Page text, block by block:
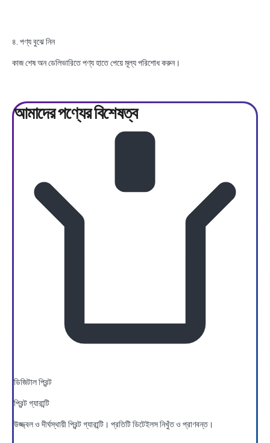
৪. পণ্য বুঝে নিন
কাজ শেষ অন ডেলিভারিতে পণ্য হাতে পেয়ে মূল্য পরিশোধ করুন।
আমাদের পণ্যেরবিশেষত্ব
ডিজিটাল প্রিন্ট
প্রিন্ট গ্যারান্টি
উজ্জ্বল ও দীর্ঘস্থায়ী প্রিন্ট গ্যারান্টি। প্রতিটি ডিটেইলস নিখুঁত ও প্রাণবন্ত।